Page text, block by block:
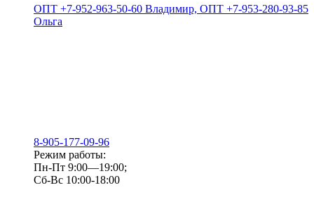
ОПТ +7-952-963-50-60 Владимир, ОПТ +7-953-280-93-85
Ольга
8-905-177-09-96
Режим работы:
Пн-Пт 9:00—19:00;
Сб-Вс 10:00-18:00